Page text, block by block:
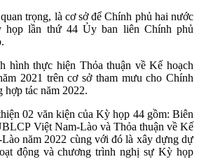
trọng, là cơ sở để Chính phủ hai nước
họp lần thứ 44 Ủy ban liên Chính phủ
hình thực hiện Thỏa thuận về Kế hoạch
2021 trên cơ sở tham mưu cho Chính
hợp tác năm 2022.
02 văn kiện của Kỳ họp 44 gồm: Biên
Việt Nam-Lào và Thỏa thuận về Kế
năm 2022 cùng với đó là xây dựng dự
động và chương trình nghị sự Kỳ họp